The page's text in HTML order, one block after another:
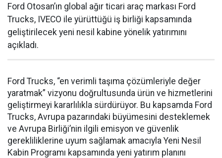
Ford Otosan’ın global ağır ticari araç markası Ford
Trucks, IVECO ile yürüttüğü iş birliği kapsamında
geliştirilecek yeni nesil kabine yönelik yatırımını
açıkladı.
Ford Trucks, “en verimli taşıma çözümleriyle değer
yaratmak” vizyonu doğrultusunda ürün ve hizmetlerini
geliştirmeyi kararlılıkla sürdürüyor. Bu kapsamda Ford
Trucks, Avrupa pazarındaki büyümesini desteklemek
ve Avrupa Birliği’nin ilgili emisyon ve güvenlik
gerekliliklerine uyum sağlamak amacıyla Yeni Nesil
Kabin Programı kapsamında yeni yatırım planını